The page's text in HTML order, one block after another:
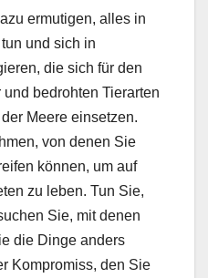
ermutigen, alles in
und sich in
die sich für den
bedrohten Tierarten
Meere einsetzen.
von denen Sie
können, um auf
zu leben. Tun Sie,
Sie, mit denen
die Dinge anders
Kompromiss, den Sie